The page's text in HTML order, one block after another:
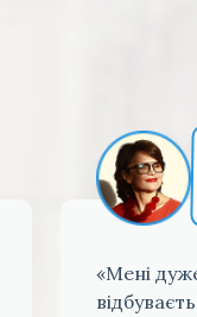
«Мені